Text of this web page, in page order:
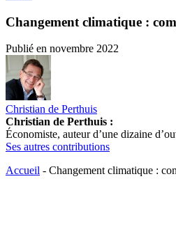
Changement climatique :
Publié en novembre 2022
Christian de Perthuis
Christian de Perthuis :
Économiste, auteur d’une dizaine
Ses autres contributions
Accueil - Changement climatique :